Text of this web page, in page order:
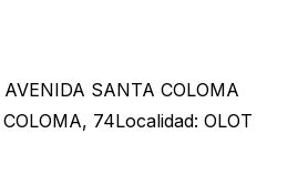
SANTA COLOMA
74Localidad: OLOT